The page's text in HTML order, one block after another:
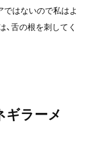
ではないので私はよ
、舌の根を刺してく
ギラーメ